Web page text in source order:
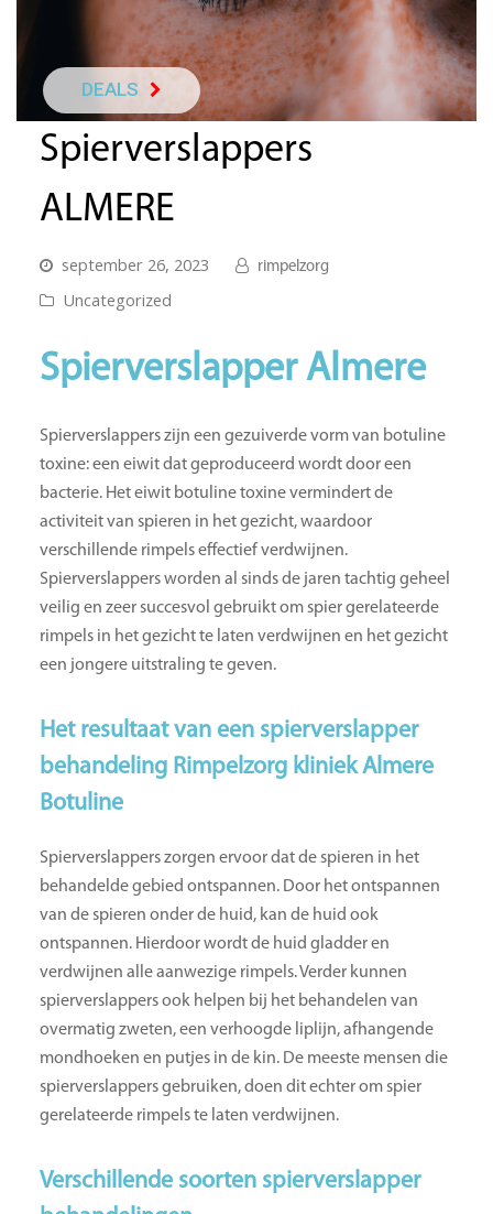
DEALS
Spierverslappers
ALMERE
september 26, 2023 rimpelzorg
Uncategorized
Spierverslapper Almere
Spierverslappers zijn een gezuiverde vorm van botuline
toxine: een eiwit dat geproduceerd wordt door een
bacterie. Het eiwit botuline toxine vermindert de
activiteit van spieren in het gezicht, waardoor
verschillende rimpels effectief verdwijnen.
Spierverslappers worden al sinds de jaren tachtig geheel
veilig en zeer succesvol gebruikt om spier gerelateerde
rimpels in het gezicht te laten verdwijnen en het gezicht
een jongere uitstraling te geven.
Het resultaat van een spierverslapper
behandeling Rimpelzorg kliniek Almere
Botuline
Spierverslappers zorgen ervoor dat de spieren in het
behandelde gebied ontspannen. Door het ontspannen
van de spieren onder de huid, kan de huid ook
ontspannen. Hierdoor wordt de huid gladder en
verdwijnen alle aanwezige rimpels. Verder kunnen
spierverslappers ook helpen bij het behandelen van
overmatig zweten, een verhoogde liplijn, afhangende
mondhoeken en putjes in de kin. De meeste mensen die
spierverslappers gebruiken, doen dit echter om spier
gerelateerde rimpels te laten verdwijnen.
Verschillende soorten spierverslapper